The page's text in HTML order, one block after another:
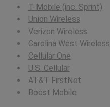
T-Mobile (inc. Sprint)
Union Wireless
Verizon Wireless
Carolina West Wireless
Cellular One
U.S. Cellular
AT&T FirstNet
Boost Mobile